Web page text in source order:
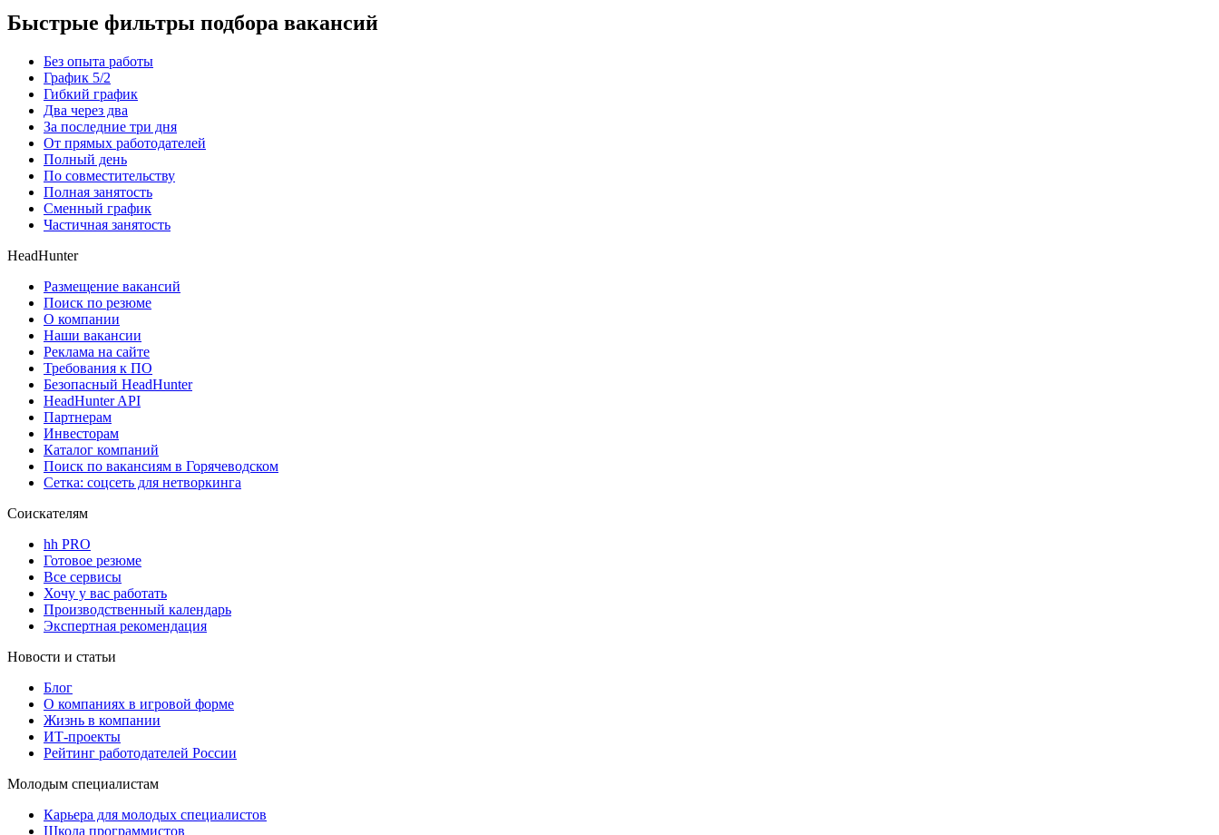
Быстрые фильтры подбора вакансий
Без опыта работы
График 5/2
Гибкий график
Два через два
За последние три дня
От прямых работодателей
Полный день
По совместительству
Полная занятость
Сменный график
Частичная занятость
HeadHunter
Размещение вакансий
Поиск по резюме
О компании
Наши вакансии
Реклама на сайте
Требования к ПО
Безопасный HeadHunter
HeadHunter API
Партнерам
Инвесторам
Каталог компаний
Поиск по вакансиям в Горячеводском
Сетка: соцсеть для нетворкинга
Соискателям
hh PRO
Готовое резюме
Все сервисы
Хочу у вас работать
Производственный календарь
Экспертная рекомендация
Новости и статьи
Блог
О компаниях в игровой форме
Жизнь в компании
ИТ-проекты
Рейтинг работодателей России
Молодым специалистам
Карьера для молодых специалистов
Школа программистов